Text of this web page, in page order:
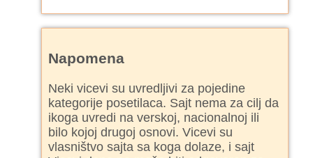
Napomena
Neki vicevi su uvredljivi za pojedine
kategorije posetilaca. Sajt nema za cilj da
ikoga uvredi na verskoj, nacionalnoj ili
bilo kojoj drugoj osnovi. Vicevi su
vlasništvo sajta sa koga dolaze, i sajt